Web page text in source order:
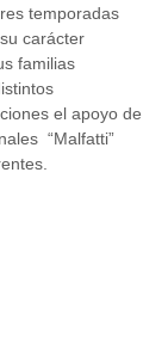
temporadas
carácter
familias
el apoyo de
“Malfatti”